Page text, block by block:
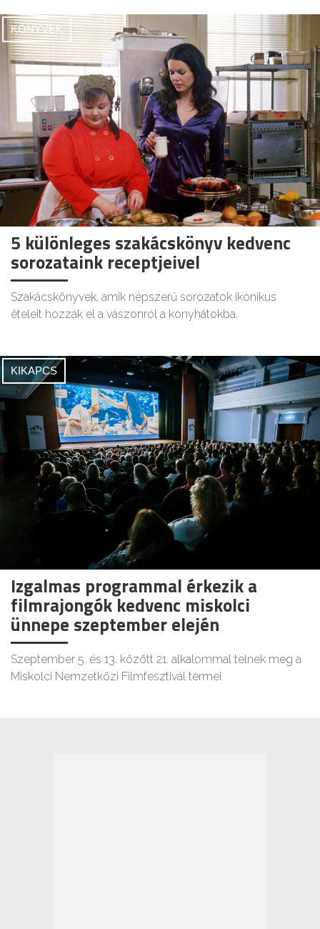
KÖNYVEK
5 különleges szakácskönyv kedvenc
sorozataink receptjeivel
Szakácskönyvek, amik népszerű sorozatok ikonikus
ételeit hozzák el a vászonról a konyhátokba.
KIKAPCS
Izgalmas programmal érkezik a
filmrajongók kedvenc miskolci
ünnepe szeptember elején
Szeptember 5. és 13. között 21. alkalommal telnek meg a
Miskolci Nemzetközi Filmfesztivál termei.